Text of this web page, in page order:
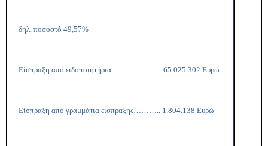
δηλ. ποσοστό 49,57%
Είσπραξη από ειδοποιητήρια ………………..65.025.302 Ευρώ
Είσπραξη από γραμμάτια είσπραξης……….. 1.804.138 Ευρώ